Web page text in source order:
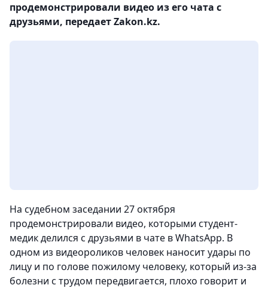
продемонстрировали видео из его чата с
друзьями, передает Zakon.kz.
На судебном заседании 27 октября
продемонстрировали видео, которыми студент-
медик делился с друзьями в чате в WhatsApp. В
одном из видеороликов человек наносит удары по
лицу и по голове пожилому человеку, который из-за
болезни с трудом передвигается, плохо говорит и